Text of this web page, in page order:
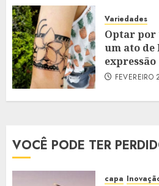
Variedades
Optar por
um ato
FEVEREIRO
VOCÊ PODE TER
capa